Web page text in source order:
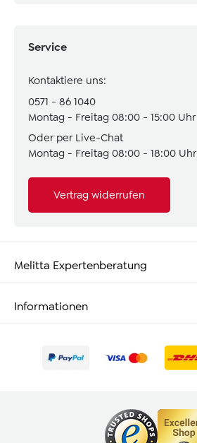
Service
Kontaktiere uns:
0571 - 86 1040
Montag - Freitag 08:00 - 15:00 Uhr
Oder per Live-Chat
Montag - Freitag 08:00 - 18:00 Uhr
Vertrag widerrufen
Melitta Expertenberatung
Informationen